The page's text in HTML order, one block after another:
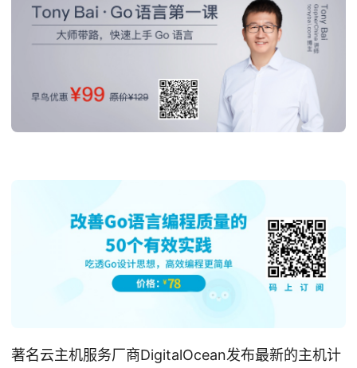
著名云主机服务厂商DigitalOcean发布最新的主机计